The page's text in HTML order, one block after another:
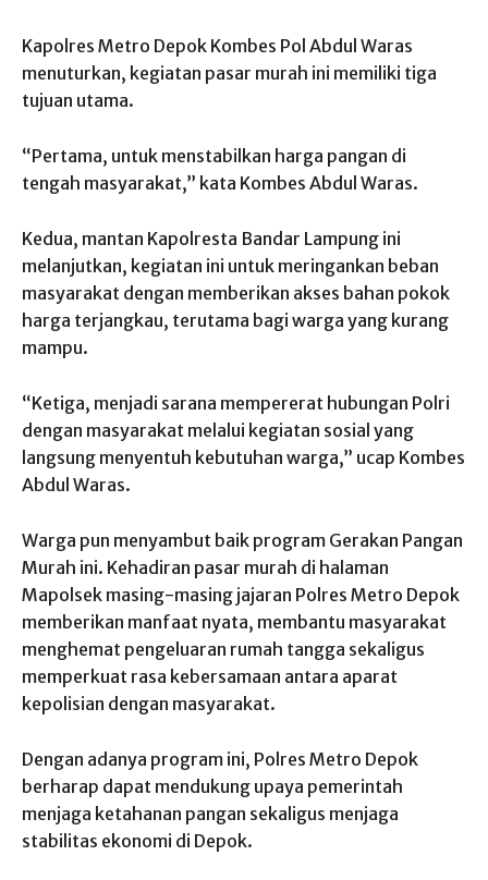
Kapolres Metro Depok Kombes Pol Abdul Waras
menuturkan, kegiatan pasar murah ini memiliki tiga
tujuan utama.
“Pertama, untuk menstabilkan harga pangan di
tengah masyarakat,” kata Kombes Abdul Waras.
Kedua, mantan Kapolresta Bandar Lampung ini
melanjutkan, kegiatan ini untuk meringankan beban
masyarakat dengan memberikan akses bahan pokok
harga terjangkau, terutama bagi warga yang kurang
mampu.
“Ketiga, menjadi sarana mempererat hubungan Polri
dengan masyarakat melalui kegiatan sosial yang
langsung menyentuh kebutuhan warga,” ucap Kombes
Abdul Waras.
Warga pun menyambut baik program Gerakan Pangan
Murah ini. Kehadiran pasar murah di halaman
Mapolsek masing-masing jajaran Polres Metro Depok
memberikan manfaat nyata, membantu masyarakat
menghemat pengeluaran rumah tangga sekaligus
memperkuat rasa kebersamaan antara aparat
kepolisian dengan masyarakat.
Dengan adanya program ini, Polres Metro Depok
berharap dapat mendukung upaya pemerintah
menjaga ketahanan pangan sekaligus menjaga
stabilitas ekonomi di Depok.